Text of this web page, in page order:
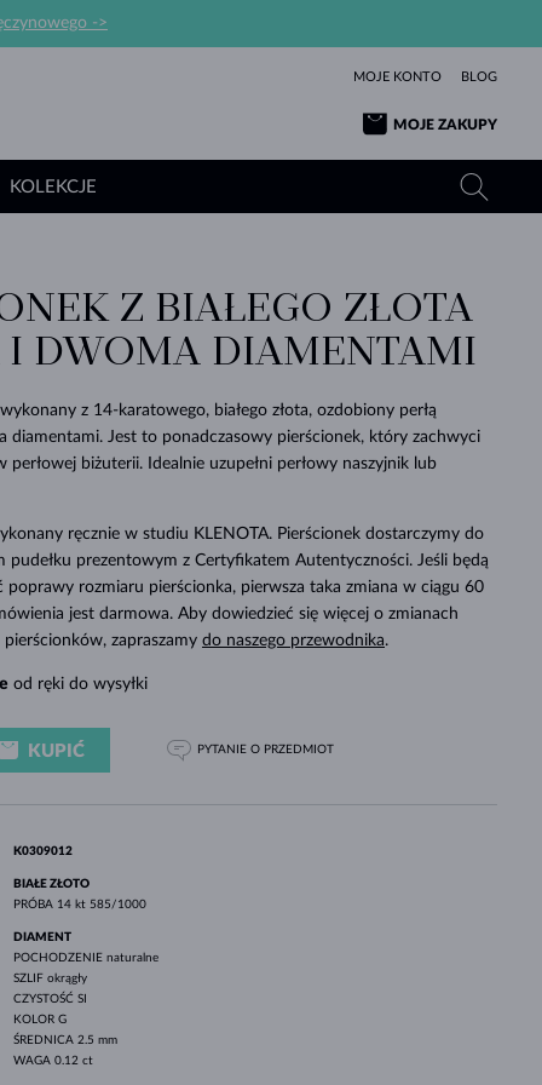
->
MOJE KONTO BLOG
MOJE ZAKUPY
WYJĄTKOWY
SPRAWDŹ
MIŁOŚĆ
SPRAWDŹ
ŻÓŁTE ZŁOTO
RÓŻOWE ZŁOTO
SPRAWDŹ
TANZANITY
TOPAZY
MOŁDAWITY
BIAŁE ZŁOTO
PIĘKNE
SPRAWDŹ
TURMALINY
MOŁDAWITY
WISIORKI Z PERŁAMI
RÓŻOWE ZŁOTO
PROSTOTY
SPRAWDŹ
BRANSOLETKI
SPRAWDŹ
PERŁY
SPRAWDŹ
SZAFIRY
SZMARAGDY
MINERAŁY
BIAŁE ZŁOTO
BIŻUTERIA
SPRAWDŹ
PIĘKNO
SPRAWDŹ
KOLEKCJE
KOLEKCJE
SPRAWDŹ
Z BIAŁEGO ZŁOTA
I DWOMA DIAMENTAMI
z 14-karatowego, białego złota, ozdobiony perłą
diamentami. Jest to ponadczasowy pierścionek, który zachwyci
perłowej biżuterii. Idealnie uzupełni perłowy naszyjnik lub
ręcznie w studiu KLENOTA. Pierścionek dostarczymy do
pudełku prezentowym z Certyfikatem Autentyczności. Jeśli będą
poprawy rozmiaru pierścionka, pierwsza taka zmiana w ciągu 60
jest darmowa. Aby dowiedzieć się więcej o zmianach
zapraszamy do naszego przewodnika.
od ręki do wysyłki
KUPIĆ PYTANIE O PRZEDMIOT
K0309012
BIAŁE ZŁOTO
PRÓBA 14 kt 585/1000
DIAMENT
POCHODZENIE naturalne
SZLIF okrągły
CZYSTOŚĆ SI
KOLOR G
ŚREDNICA 2.5 mm
WAGA 0.12 ct